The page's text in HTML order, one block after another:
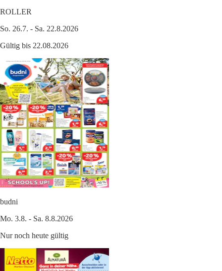
ROLLER
So. 26.7. - Sa. 22.8.2026
Gültig bis 22.08.2026
budni
Mo. 3.8. - Sa. 8.8.2026
Nur noch heute gültig